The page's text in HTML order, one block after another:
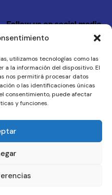
utilizamos tecnologías como las
a la información del dispositivo. El
nos permitirá procesar datos
o las identificaciones únicas
consentimiento, puede afectar
y funciones.
Follow us on social media
Instagram
Legal
Privacy Policy
Legal Notice
derechos reservados.